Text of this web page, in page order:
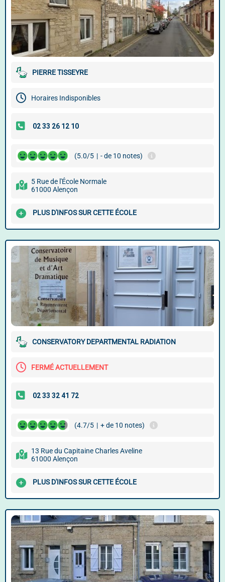
PIERRE TISSEYRE
Horaires Indisponibles
(5.0/5 | - de 10 notes)
5 Rue de l'École Normale
61000 Alençon
PLUS D'INFOS SUR CETTE ÉCOLE
CONSERVATORY DEPARTMENTAL RADIATION
FERMÉ ACTUELLEMENT
(4.7/5 | + de 10 notes)
13 Rue du Capitaine Charles Aveline
61000 Alençon
PLUS D'INFOS SUR CETTE ÉCOLE